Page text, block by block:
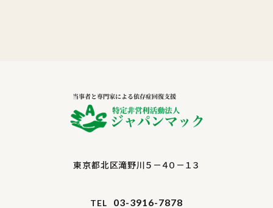
東京都北区滝野川５－４０－１３
TEL 03-3916-7878